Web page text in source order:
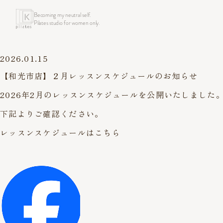
Becoming my neutral self.
Pilates studio for women only.
2026.01.15
【和光市店】２月レッスンスケジュールのお知らせ
2026年2月のレッスンスケジュールを公開いたしました。
下記よりご確認ください。
レッスンスケジュールはこちら